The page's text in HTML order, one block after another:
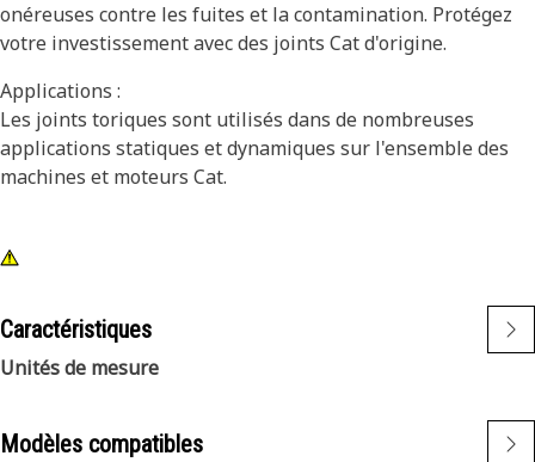
onéreuses contre les fuites et la contamination. Protégez
votre investissement avec des joints Cat d'origine.
Applications :
Les joints toriques sont utilisés dans de nombreuses
applications statiques et dynamiques sur l'ensemble des
machines et moteurs Cat.
Caractéristiques
Unités de mesure
Modèles compatibles